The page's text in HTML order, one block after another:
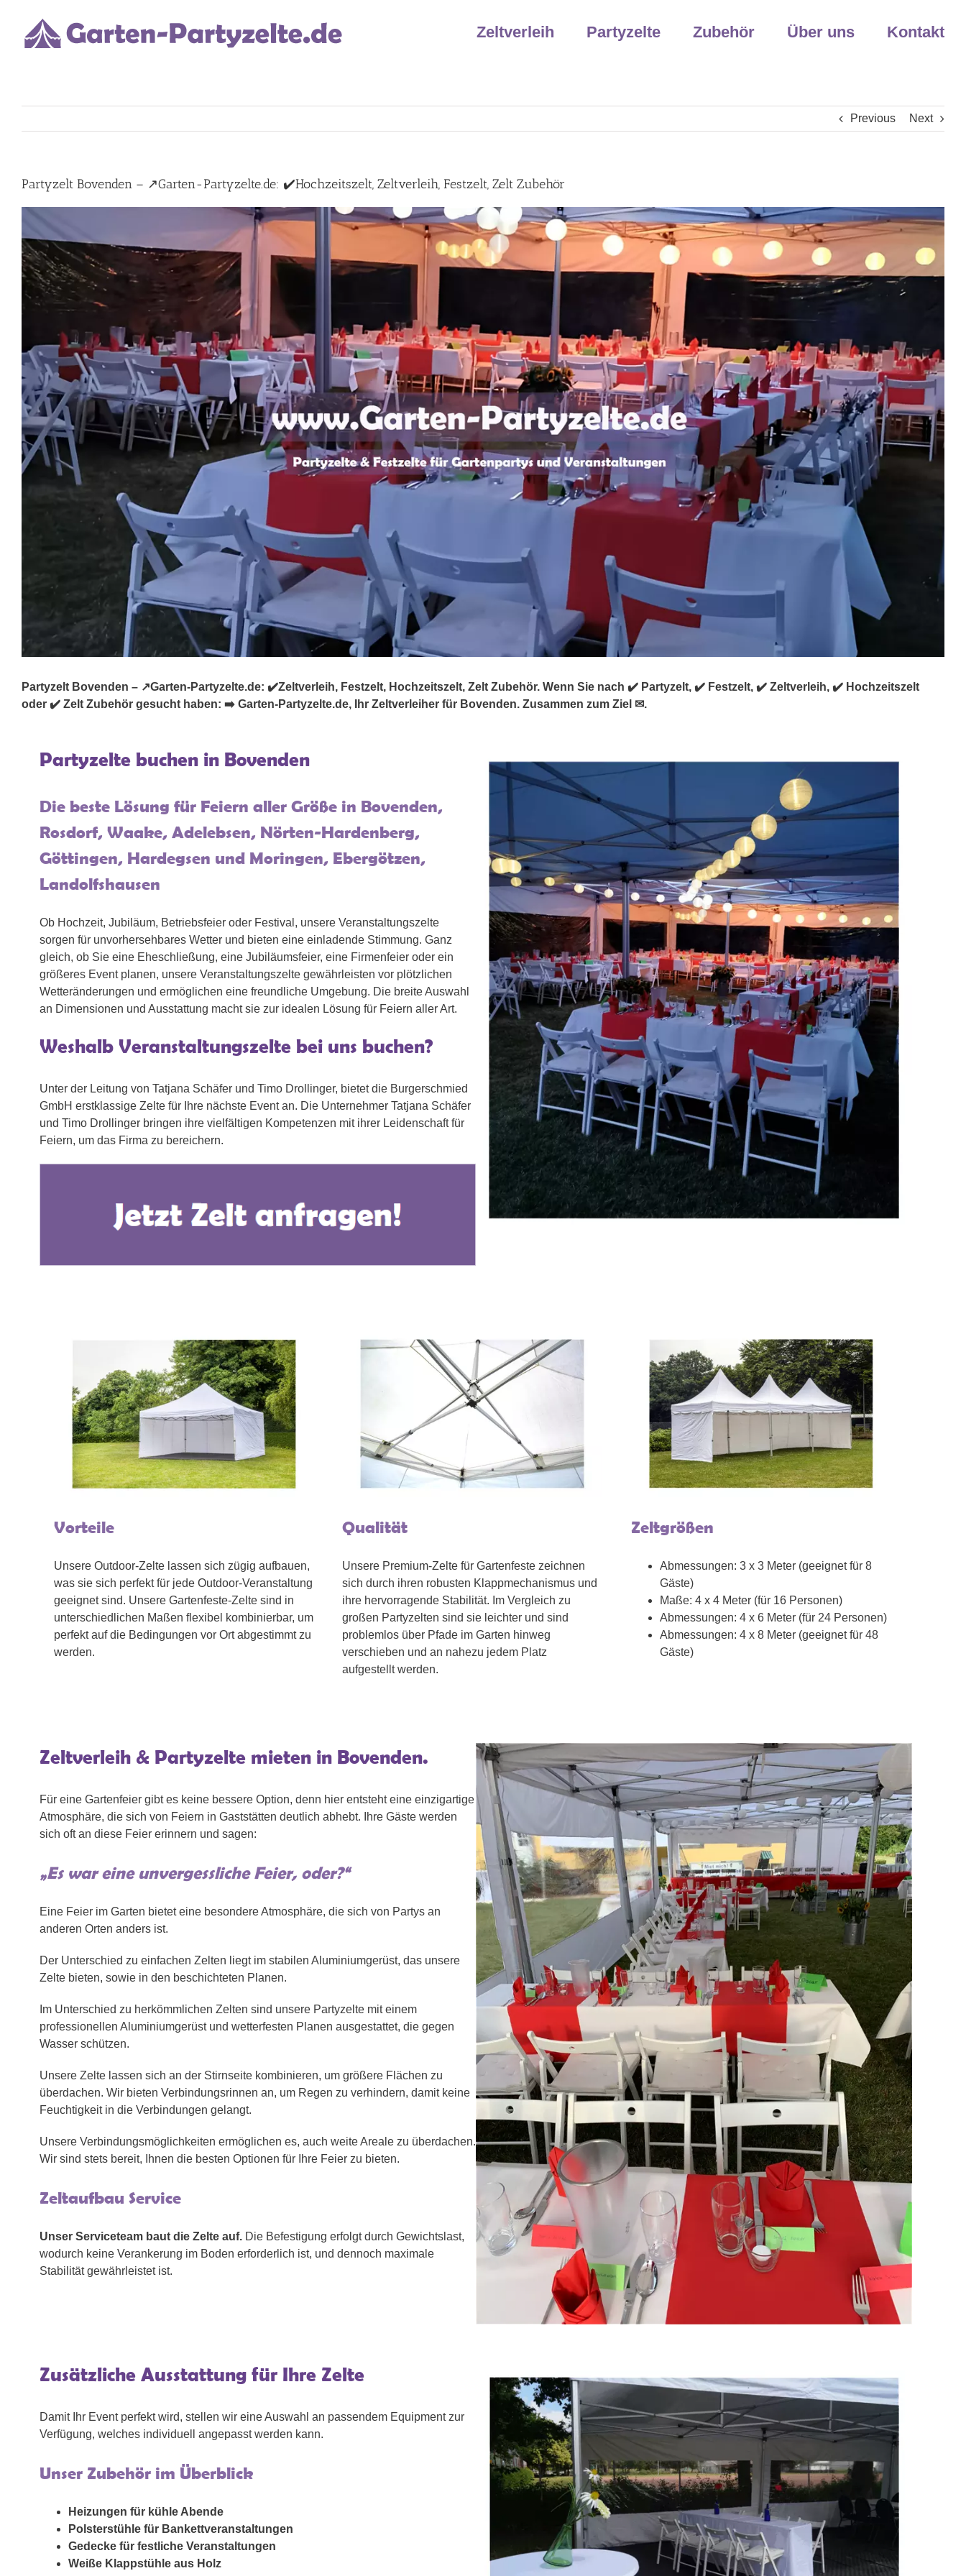
content
Zeltverleih Partyzelte Zubehör Über uns Kontakt
Previous Next
Partyzelt Bovenden – ↗️Garten-Partyzelte.de: ✔️Hochzeitszelt, Zeltverleih, Festzelt, Zelt Zubehör
Partyzelt Bovenden – ↗️Garten-Partyzelte.de: ✔️Zeltverleih, Festzelt, Hochzeitszelt, Zelt Zubehör. Wenn Sie nach ✔️ Partyzelt, ✔️ Festzelt, ✔️ Zeltverleih, ✔️ Hochzeitszelt
oder ✔️ Zelt Zubehör gesucht haben: ➡️ Garten-Partyzelte.de, Ihr Zeltverleiher für Bovenden. Zusammen zum Ziel ✉.
Partyzelte buchen in Bovenden
Die beste Lösung für Feiern aller Größe in Bovenden,
Rosdorf, Waake, Adelebsen, Nörten-Hardenberg,
Göttingen, Hardegsen und Moringen, Ebergötzen,
Landolfshausen
Ob Hochzeit, Jubiläum, Betriebsfeier oder Festival, unsere Veranstaltungszelte
sorgen für unvorhersehbares Wetter und bieten eine einladende Stimmung. Ganz
gleich, ob Sie eine Eheschließung, eine Jubiläumsfeier, eine Firmenfeier oder ein
größeres Event planen, unsere Veranstaltungszelte gewährleisten vor plötzlichen
Wetteränderungen und ermöglichen eine freundliche Umgebung. Die breite Auswahl
an Dimensionen und Ausstattung macht sie zur idealen Lösung für Feiern aller Art.
Weshalb Veranstaltungszelte bei uns buchen?
Unter der Leitung von Tatjana Schäfer und Timo Drollinger, bietet die Burgerschmied
GmbH erstklassige Zelte für Ihre nächste Event an. Die Unternehmer Tatjana Schäfer
und Timo Drollinger bringen ihre vielfältigen Kompetenzen mit ihrer Leidenschaft für
Feiern, um das Firma zu bereichern.
Vorteile
Unsere Outdoor-Zelte lassen sich zügig aufbauen,
was sie sich perfekt für jede Outdoor-Veranstaltung
geeignet sind. Unsere Gartenfeste-Zelte sind in
unterschiedlichen Maßen flexibel kombinierbar, um
perfekt auf die Bedingungen vor Ort abgestimmt zu
werden.
Qualität
Unsere Premium-Zelte für Gartenfeste zeichnen
sich durch ihren robusten Klappmechanismus und
ihre hervorragende Stabilität. Im Vergleich zu
großen Partyzelten sind sie leichter und sind
problemlos über Pfade im Garten hinweg
verschieben und an nahezu jedem Platz
aufgestellt werden.
Zeltgrößen
Abmessungen: 3 x 3 Meter (geeignet für 8
Gäste)
Maße: 4 x 4 Meter (für 16 Personen)
Abmessungen: 4 x 6 Meter (für 24 Personen)
Abmessungen: 4 x 8 Meter (geeignet für 48
Gäste)
Zeltverleih & Partyzelte mieten in Bovenden.
Für eine Gartenfeier gibt es keine bessere Option, denn hier entsteht eine einzigartige
Atmosphäre, die sich von Feiern in Gaststätten deutlich abhebt. Ihre Gäste werden
sich oft an diese Feier erinnern und sagen:
„Es war eine unvergessliche Feier, oder?“
Eine Feier im Garten bietet eine besondere Atmosphäre, die sich von Partys an
anderen Orten anders ist.
Der Unterschied zu einfachen Zelten liegt im stabilen Aluminiumgerüst, das unsere
Zelte bieten, sowie in den beschichteten Planen.
Im Unterschied zu herkömmlichen Zelten sind unsere Partyzelte mit einem
professionellen Aluminiumgerüst und wetterfesten Planen ausgestattet, die gegen
Wasser schützen.
Unsere Zelte lassen sich an der Stirnseite kombinieren, um größere Flächen zu
überdachen. Wir bieten Verbindungsrinnen an, um Regen zu verhindern, damit keine
Feuchtigkeit in die Verbindungen gelangt.
Unsere Verbindungsmöglichkeiten ermöglichen es, auch weite Areale zu überdachen.
Wir sind stets bereit, Ihnen die besten Optionen für Ihre Feier zu bieten.
Zeltaufbau Service
Unser Serviceteam baut die Zelte auf. Die Befestigung erfolgt durch Gewichtslast,
wodurch keine Verankerung im Boden erforderlich ist, und dennoch maximale
Stabilität gewährleistet ist.
Zusätzliche Ausstattung für Ihre Zelte
Damit Ihr Event perfekt wird, stellen wir eine Auswahl an passendem Equipment zur
Verfügung, welches individuell angepasst werden kann.
Unser Zubehör im Überblick
Heizungen für kühle Abende
Polsterstühle für Bankettveranstaltungen
Gedecke für festliche Veranstaltungen
Weiße Klappstühle aus Holz